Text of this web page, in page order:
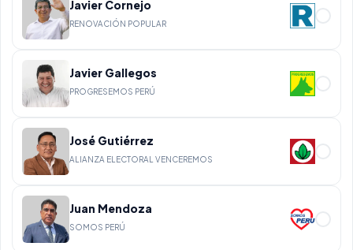
Javier Cornejo
RENOVACIÓN POPULAR
Javier Gallegos
PROGRESEMOS PERÚ
José Gutiérrez
ALIANZA ELECTORAL VENCEREMOS
Juan Mendoza
SOMOS PERÚ